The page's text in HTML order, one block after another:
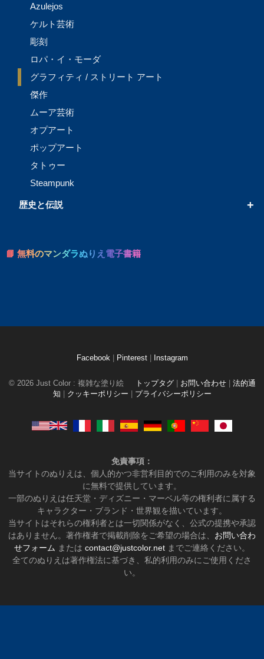
Azulejos
ケルト芸術
彫刻
ロパ・イ・モーダ
グラフィティ / ストリート アート
傑作
ムーア芸術
オプアート
ポップアート
タトゥー
Steampunk
+
歴史と伝説
📘 無料のマンダラぬりえ電子書籍
Facebook Pinterest Instagram
© 2026 Just Color : 複雑な塗り絵 トップタグ お問い合わせ
法的通
知
クッキーポリシー プライバシーポリシー
免責事項：
当サイトのぬりえは、個人的かつ非営利目的でのご利用のみを対象
に無料で提供しています。
一部のぬりえは任天堂・ディズニー・マーベル等の権利者に属する
キャラクター・ブランド・世界観を描いています。
当サイトはそれらの権利者とは一切関係がなく、公式の提携や承認
はありません。著作権者で掲載削除をご希望の場合は、 お問い合わ
せフォーム または contact@justcolor.net までご連絡ください。
全てのぬりえは著作権法に基づき、私的利用のみにご使用くださ
い。